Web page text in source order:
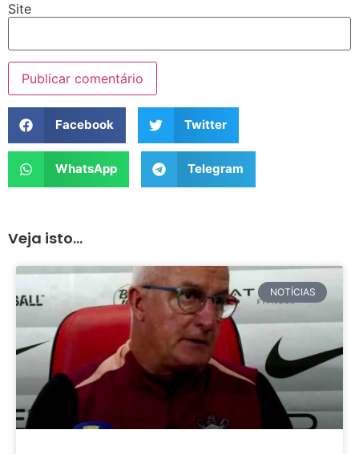
Site
Facebook Twitter
WhatsApp Telegram
Veja isto...
NOTÍCIAS